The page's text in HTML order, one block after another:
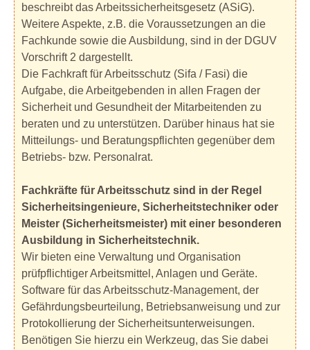
beschreibt das Arbeitssicherheitsgesetz (ASiG).
Weitere Aspekte, z.B. die Voraussetzungen an die
Fachkunde sowie die Ausbildung, sind in der DGUV
Vorschrift 2 dargestellt.
Die Fachkraft für Arbeitsschutz (Sifa / Fasi) die
Aufgabe, die Arbeitgebenden in allen Fragen der
Sicherheit und Gesundheit der Mitarbeitenden zu
beraten und zu unterstützen. Darüber hinaus hat sie
Mitteilungs- und Beratungspflichten gegenüber dem
Betriebs- bzw. Personalrat.
Fachkräfte für Arbeitsschutz sind in der Regel
Sicherheitsingenieure, Sicherheitstechniker oder
Meister (Sicherheitsmeister) mit einer besonderen
Ausbildung in Sicherheitstechnik.
Wir bieten eine Verwaltung und Organisation
prüfpflichtiger Arbeitsmittel, Anlagen und Geräte.
Software für das Arbeitsschutz-Management, der
Gefährdungsbeurteilung, Betriebsanweisung und zur
Protokollierung der Sicherheitsunterweisungen.
Benötigen Sie hierzu ein Werkzeug, das Sie dabei